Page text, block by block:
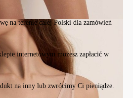
na terenie całej Polski dla zamówień
internetowym możesz zapłacić w
na inny lub zwrócimy Ci pieniądze.